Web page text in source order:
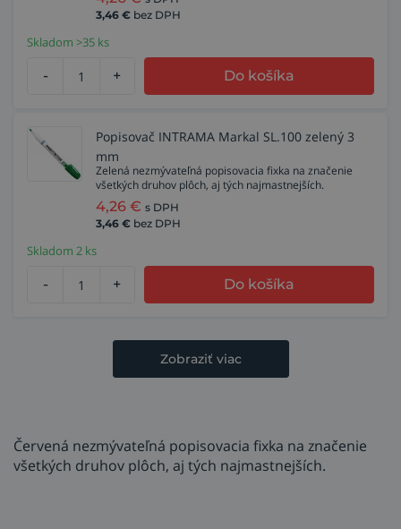
3,46 € bez DPH
Skladom >35 ks
- + Do košíka
Popisovač INTRAMA Markal SL.100 zelený 3
mm
Zelená nezmývateľná popisovacia fixka na značenie
všetkých druhov plôch, aj tých najmastnejších.
4,26 € s DPH
3,46 € bez DPH
Skladom 2 ks
- + Do košíka
Zobraziť viac
Červená nezmývateľná popisovacia fixka na značenie
všetkých druhov plôch, aj tých najmastnejších.